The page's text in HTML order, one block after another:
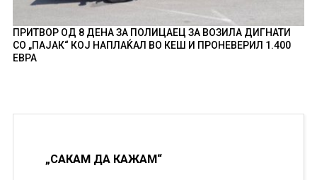
ПРИТВОР ОД 8 ДЕНА ЗА ПОЛИЦАЕЦ ЗА ВОЗИЛА ДИГНАТИ
СО „ПАЈАК“ КОЈ НАПЛАЌАЛ ВО КЕШ И ПРОНЕВЕРИЛ 1.400
ЕВРА
„САКАМ ДА КАЖАМ“